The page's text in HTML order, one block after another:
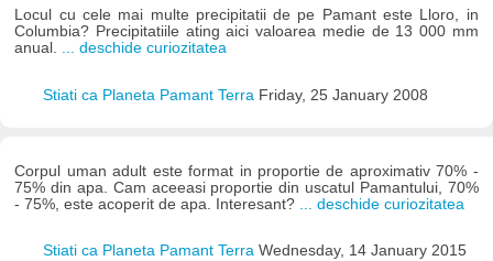
Locul cu cele mai multe precipitatii de pe Pamant este Lloro, in
Columbia? Precipitatiile ating aici valoarea medie de 13 000 mm
anual. ... deschide curiozitatea
Stiati ca Planeta Pamant Terra Friday, 25 January 2008
Corpul uman adult este format in proportie de aproximativ 70% -
75% din apa. Cam aceeasi proportie din uscatul Pamantului, 70%
- 75%, este acoperit de apa. Interesant? ... deschide curiozitatea
Stiati ca Planeta Pamant Terra Wednesday, 14 January 2015